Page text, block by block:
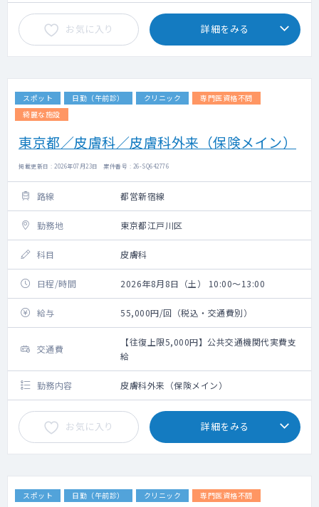
お気に入り 詳細をみる
スポット 日勤（午前診） クリニック
専門医資格不問
綺麗な施設
東京都／皮膚科／皮膚科外来（保険メイン）
掲載更新日 : 2026年07月23日 案件番号 : 26-SQ642776
路線 都営新宿線
勤務地 東京都江戸川区
科目 皮膚科
日程/時間 2026年8月8日（土） 10:00～13:00
給与 55,000円/回（税込・交通費別）
交通費
【往復上限5,000円】公共交通機関代実費支
給
勤務内容 皮膚科外来（保険メイン）
お気に入り 詳細をみる
スポット 日勤（午前診） クリニック 専門医資格不問